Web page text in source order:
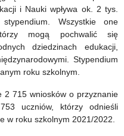
i Nauki wpływa ok. 2 tys.
Wszystkie one
mogą pochwalić się
dziedzinach edukacji,
Stypendium
roku szkolnym.
2 715 wniosków o przyznanie
uczniów, którzy odnieśli
w roku szkolnym 2021/2022.